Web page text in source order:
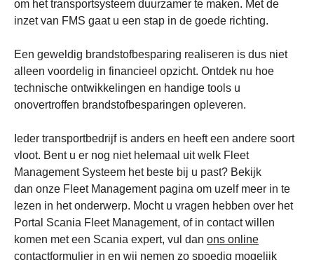
om het transportsysteem duurzamer te maken. Met de
inzet van FMS gaat u een stap in de goede richting.
Een geweldig brandstofbesparing realiseren is dus niet
alleen voordelig in financieel opzicht. Ontdek nu hoe
technische ontwikkelingen en handige tools u
onovertroffen brandstofbesparingen opleveren.
Ieder transportbedrijf is anders en heeft een andere soort
vloot. Bent u er nog niet helemaal uit welk Fleet
Management Systeem het beste bij u past? Bekijk
dan onze Fleet Management pagina om uzelf meer in te
lezen in het onderwerp. Mocht u vragen hebben over het
Portal Scania Fleet Management, of in contact willen
komen met een Scania expert, vul dan ons online
contactformulier in en wij nemen zo spoedig mogelijk